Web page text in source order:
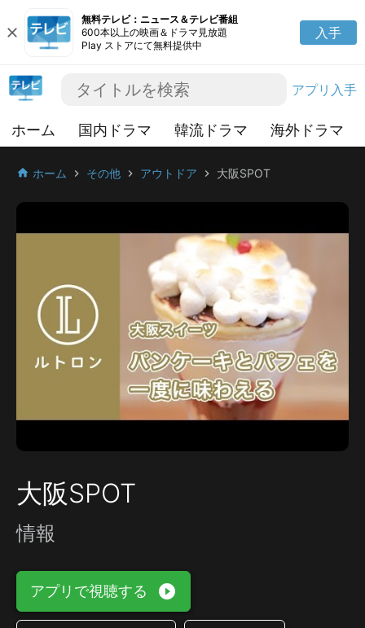
close
無料テレビ：ニュース＆テレビ番組
600本以上の映画＆ドラマ見放題
Play ストアにて無料提供中
入手
アプリ入手
ホーム 国内ドラマ 韓流ドラマ 海外ドラマ
home ホーム chevron_right その他 chevron_right アウトドア chevron_right 大阪SPOT
大阪SPOT
情報
アプリで視聴する play_circle_filled